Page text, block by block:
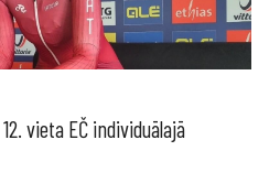
vieta EČ individuālajā